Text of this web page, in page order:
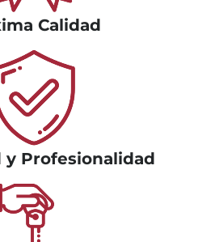
Calidad
y Profesionalidad